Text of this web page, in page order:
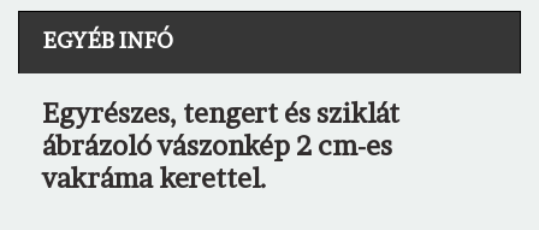
EGYÉB INFÓ
Egyrészes, tengert és sziklát
ábrázoló vászonkép 2 cm-es
vakráma kerettel.